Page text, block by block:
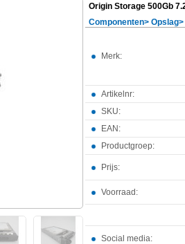
Componenten> Opslag>
Merk:
Artikelnr:
SKU:
EAN:
Productgroep:
Prijs:
Voorraad:
Social media: